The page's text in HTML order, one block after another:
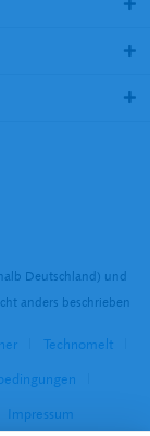
Deutschland) und
anders beschrieben
Technomelt
Impressum